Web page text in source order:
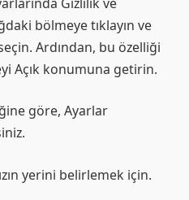
bölmeye tıklayın ve
Ardından, bu özelliği
Açık konumuna getirin.
göre, Ayarlar
yerini belirlemek için.